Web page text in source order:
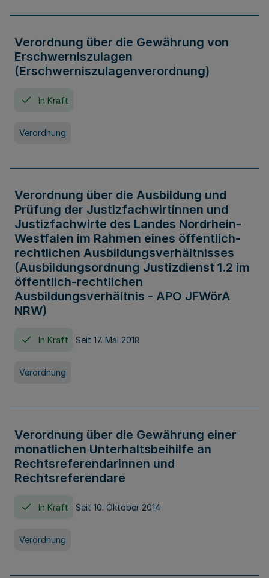
Verordnung über die Gewährung von
Erschwerniszulagen
(Erschwerniszulagenverordnung)
In Kraft
Verordnung
Verordnung über die Ausbildung und
Prüfung der Justizfachwirtinnen und
Justizfachwirte des Landes Nordrhein-
Westfalen im Rahmen eines öffentlich-
rechtlichen Ausbildungsverhältnisses
(Ausbildungsordnung Justizdienst 1.2 im
öffentlich-rechtlichen
Ausbildungsverhältnis - APO JFWörA
NRW)
In Kraft Seit 17. Mai 2018
Verordnung
Verordnung über die Gewährung einer
monatlichen Unterhaltsbeihilfe an
Rechtsreferendarinnen und
Rechtsreferendare
In Kraft Seit 10. Oktober 2014
Verordnung